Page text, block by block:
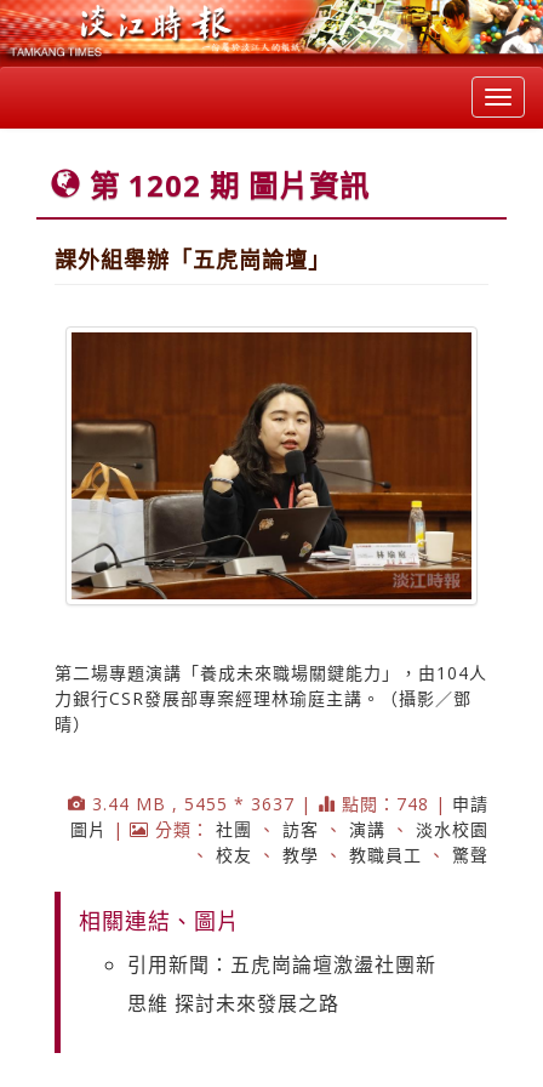
第 1202 期 圖片資訊
課外組舉辦「五虎崗論壇」
第二場專題演講「養成未來職場關鍵能力」，由104人
力銀行CSR發展部專案經理林瑜庭主講。（攝影／鄧
晴）
3.44 MB , 5455 * 3637 | 點閱：748 | 申請
圖片
| 分類： 社團 、 訪客 、 演講 、 淡水校園
、 校友 、 教學 、 教職員工 、 驚聲
相關連結、圖片
引用新聞：五虎崗論壇激盪社團新
思維 探討未來發展之路